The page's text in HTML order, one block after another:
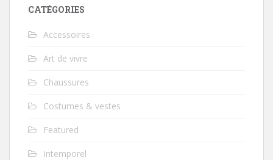
CATÉGORIES
Accessoires
Art de vivre
Chaussures
Costumes & vestes
Featured
Intemporel